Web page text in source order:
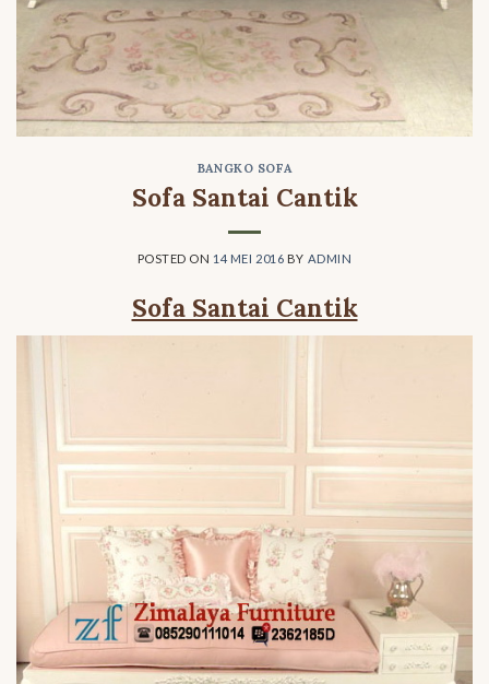
BANGKO SOFA
Sofa Santai Cantik
POSTED ON 14 MEI 2016 BY ADMIN
Sofa Santai Cantik